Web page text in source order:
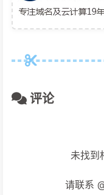
评论
未找到
请联系